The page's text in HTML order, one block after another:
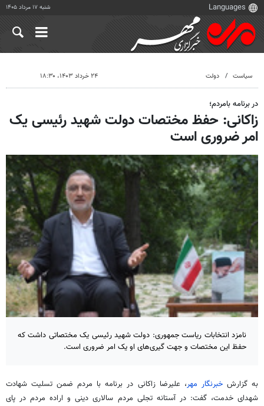
شنبه ۱۷ مرداد ۱۴۰۵
سیاست دولت ۲۴ خرداد ۱۴۰۳، ۱۸:۳۰
در برنامه بامردم؛
زاکانی: حفظ مختصات دولت شهید رئیسی یک
امر ضروری است
نامزد انتخابات ریاست جمهوری: دولت شهید رئیسی یک مختصاتی داشت که
حفظ این مختصات و جهت گیری‌های او یک امر ضروری است.
به گزارش خبرنگار مهر، علیرضا زاکانی در برنامه با مردم ضمن تسلیت شهادت
شهدای خدمت، گفت: در آستانه تجلی مردم سالاری دینی و اراده مردم در پای